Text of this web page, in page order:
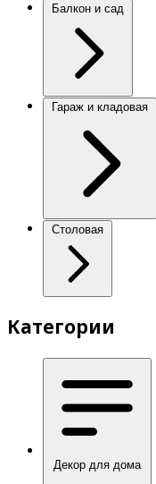
Балкон и сад
Гараж и кладовая
Столовая
Категории
Декор для дома